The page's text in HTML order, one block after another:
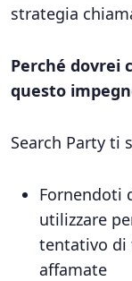
strategia
Perché dovrei
questo
Search Party ti
Fornendoti
utilizzare
tentativo di
affamate